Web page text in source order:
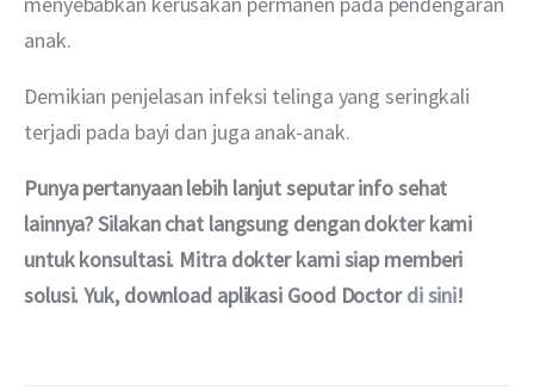
anak.
Demikian penjelasan infeksi telinga yang seringkali
terjadi pada bayi dan juga anak-anak.
Punya pertanyaan lebih lanjut seputar info sehat
lainnya? Silakan chat langsung dengan dokter kami
untuk konsultasi. Mitra dokter kami siap memberi
solusi. Yuk, download aplikasi Good Doctor di sini!